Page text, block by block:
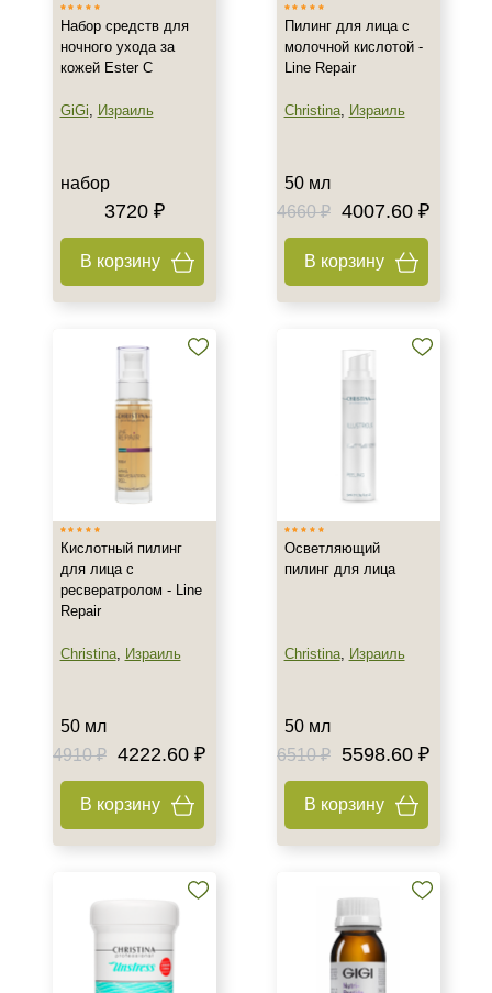
50 мл
Показать еще
Время применения
Для женщин
Набор средств для
ночного ухода за
кожей Ester C
GiGi, Израиль
набор
3720 ₽
В корзину
Пилинг для лица с
молочной кислотой -
Line Repair
Christina, Израиль
50 мл
4660 ₽ 4007.60 ₽
В корзину
Кислотный пилинг
для лица с
ресвератролом - Line
Repair
Christina, Израиль
50 мл
4910 ₽ 4222.60 ₽
В корзину
Осветляющий
пилинг для лица
Christina, Израиль
50 мл
6510 ₽ 5598.60 ₽
В корзину